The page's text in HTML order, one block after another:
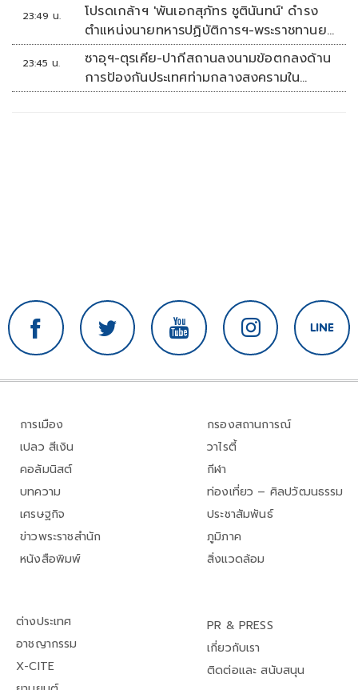
23:49 น.
โปรดเกล้าฯ 'พันเอกสุภัทร ชูตินันทน์' ดำรง
ตำแหน่งนายทหารปฏิบัติการฯ-พระราชทานยศ
'พลตรี'
23:45 น.
ซาอุฯ-ตุรเคีย-ปากีสถานลงนามข้อตกลงด้าน
การป้องกันประเทศท่ามกลางสงครามใน
ภูมิภาค
การเมือง
เปลว สีเงิน
คอลัมนิสต์
บทความ
เศรษฐกิจ
ข่าวพระราชสำนัก
หนังสือพิมพ์
กรองสถานการณ์
วาไรตี้
กีฬา
ท่องเที่ยว – ศิลปวัฒนธรรม
ประชาสัมพันธ์
ภูมิภาค
สิ่งแวดล้อม
ต่างประเทศ
อาชญากรรม
X-CITE
PR & PRESS
เกี่ยวกับเรา
ติดต่อและ สนับสนุน